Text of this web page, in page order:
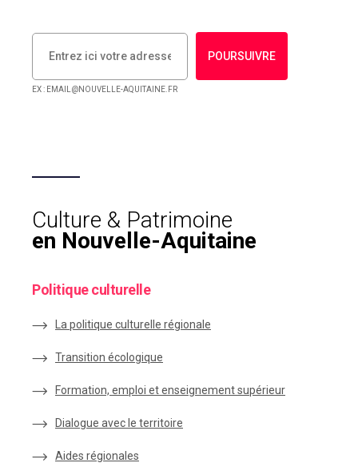
POURSUIVRE
EX : EMAIL@NOUVELLE-AQUITAINE.FR
Culture & Patrimoine
en Nouvelle-Aquitaine
Politique culturelle
La politique culturelle régionale
Transition écologique
Formation, emploi et enseignement supérieur
Dialogue avec le territoire
Aides régionales